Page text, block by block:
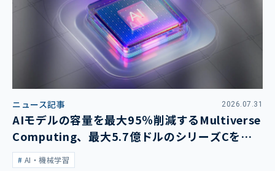
ニュース記事 2026.07.31
AIモデルの容量を最大95％削減するMultiverse
Computing、最大5.7億ドルのシリーズCを発
表AI・機械学習